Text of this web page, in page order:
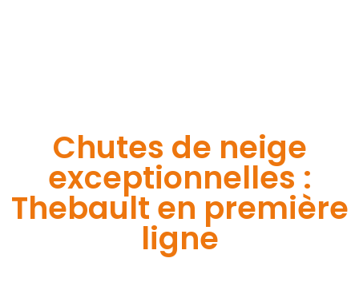
Chutes de neige
exceptionnelles :
Thebault en première
ligne